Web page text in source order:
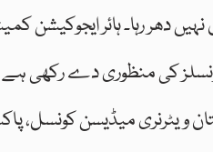
کی منظوری دے رکھی ہے
ویٹرنری میڈیسن کونسل،